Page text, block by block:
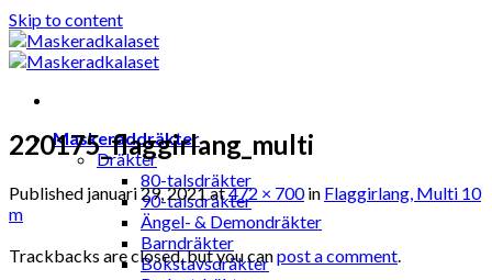
Skip to content
Maskeraddräkter
Dräkter
80-talsdräkter
90-talsdräkter
Ängel- & Demondräkter
Barndräkter
Bokstavsdräkter
220175_flaggirlang_multi
Published januari 29, 2021at472 × 700in Flaggirlang, Multi 10
m
Trackbacks are closed, but you canpost a comment.